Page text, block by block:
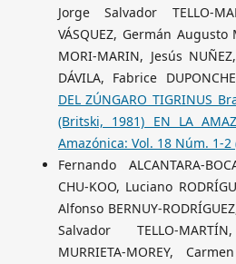
Jorge Salvador TELLO-
VÁSQUEZ, Germán Augusto
MORI-MARIN, Jesús
DÁVILA, Fabrice
DEL ZÚNGARO TIGRINUS
(Britski, 1981) EN LA
Amazónica: Vol. 18 Núm. 1-2
Fernando ALCANTARA-
CHU-KOO, Luciano
Alfonso BERNUY-
Salvador TELLO-
MURRIETA-MOREY,